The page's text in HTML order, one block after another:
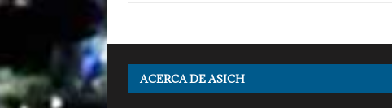
ACERCA DE ASICH